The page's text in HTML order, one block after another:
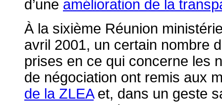
d’une amélioration de la
À la sixième Réunion
avril 2001, un certain nombre
prises en ce qui concerne les
de négociation ont remis aux
de la ZLEAet, dans un geste